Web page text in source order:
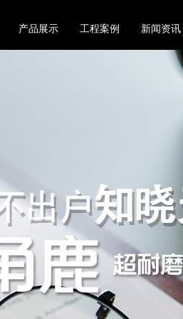
产品展示 工程案例 新闻资讯